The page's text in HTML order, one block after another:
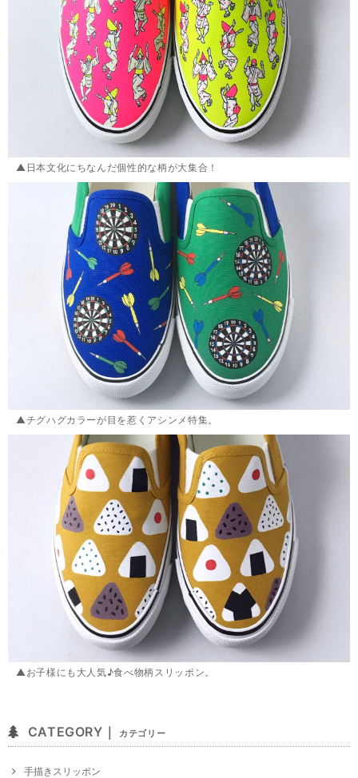
▲日本文化にちなんだ個性的な柄が大集合！
▲チグハグカラーが目を惹くアシンメ特集。
▲お子様にも大人気♪食べ物柄スリッポン。
CATEGORY｜ カテゴリー
手描きスリッポン